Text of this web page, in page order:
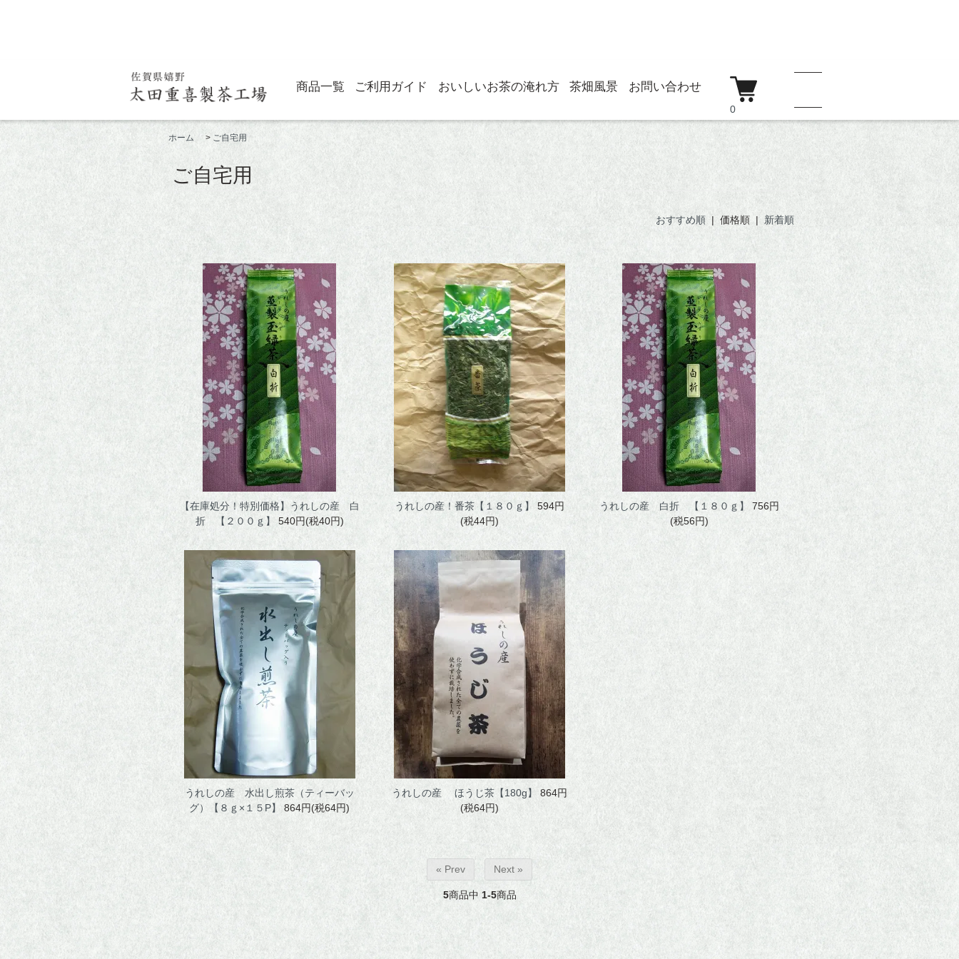
商品一覧 ご利用ガイド おいしいお茶の淹れ方 茶畑風景 お問い合わせ
0
商品一覧
蒸製玉緑茶
釜炒り茶
紅茶
ほうじ茶
水出し煎茶
ウーロン茶
ご利用ガイド
おいしいお茶の淹れ方
茶畑風景
お問い合わせ
マイアカウント
ホーム > ご自宅用
ご自宅用
おすすめ順 | 価格順 | 新着順
【在庫処分！特別価格】うれしの産 白
折 【２００ｇ】
540円(税40円)
うれしの産！番茶【１８０ｇ】
594円
(税44円)
うれしの産 白折 【１８０ｇ】
756円
(税56円)
うれしの産 水出し煎茶（ティーバッ
グ）【８ｇ×１５P】
864円(税64円)
うれしの産 ほうじ茶【180g】
864円
(税64円)
« Prev Next »
5商品中 1-5商品